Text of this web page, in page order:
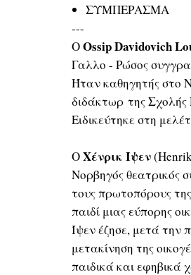
ΣΥΜΠΕΡΑΣΜΑ
---
ΟOssip Davidovich
Γαλλο - Ρώσος
Ήταν καθηγητής στο
διδάκτωρ της
Ειδικεύτηκε στη
ΟΧένρικ Ίψεν
Νορβηγός θεατρικός
τους πρωτοπόρους
παιδί μιας εύπορης
Ίψεν έζησε, μετά την
μετακίνηση της
παιδικά και εφηβικά